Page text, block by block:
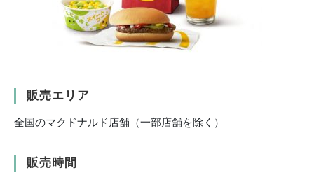
販売エリア
全国のマクドナルド店舗（一部店舗を除く）
販売時間